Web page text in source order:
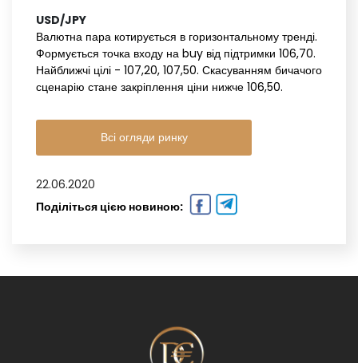
USD/JPY‌ ‌
Валютна пара котирується в горизонтальному тренді.
Формується точка входу на buy від підтримки 106,70.
Найближчі цілі - 107,20, 107,50. Скасуванням бичачого
сценарію стане закріплення ціни нижче 106,50.
Всі огляди ринку
22.06.2020
Поділіться цією новиною: